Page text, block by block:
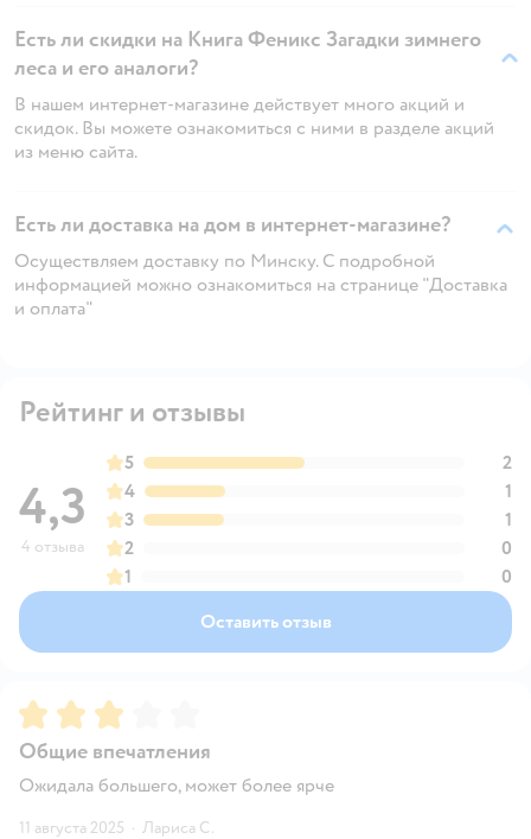
Есть ли скидки на Книга Феникс Загадки зимнего
леса и его аналоги?
В нашем интернет-магазине действует много акций и
скидок. Вы можете ознакомиться с ними в разделе акций
из меню сайта.
Есть ли доставка на дом в интернет-магазине?
Осуществляем доставку по Минску. С подробной
информацией можно ознакомиться на странице "Доставка
и оплата"
Рейтинг и отзывы
4,3
4 отзыва
5
2
4
1
3
1
2
0
1
0
Оставить отзыв
Рейтинг:3
Общие впечатления
Ожидала большего, может более ярче
11 августа 2025 · Лариса С.